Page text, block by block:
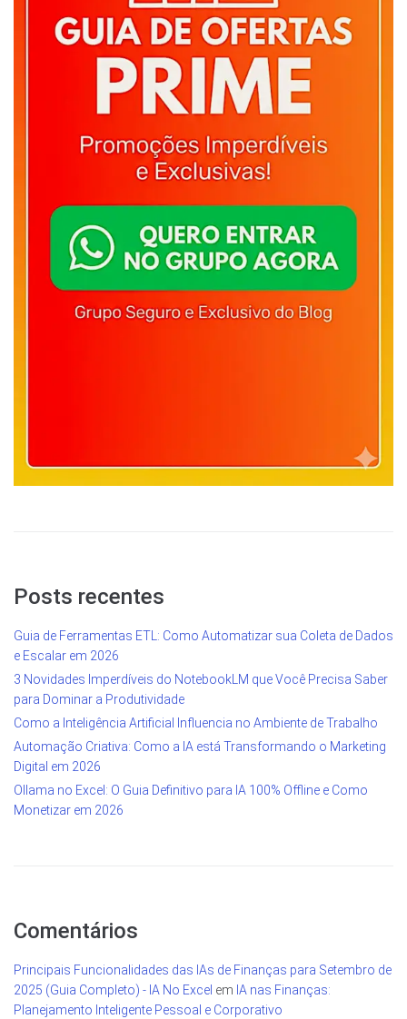
Posts recentes
Guia de Ferramentas ETL: Como Automatizar sua Coleta de Dados
e Escalar em 2026
3 Novidades Imperdíveis do NotebookLM que Você Precisa Saber
para Dominar a Produtividade
Como a Inteligência Artificial Influencia no Ambiente de Trabalho
Automação Criativa: Como a IA está Transformando o Marketing
Digital em 2026
Ollama no Excel: O Guia Definitivo para IA 100% Offline e Como
Monetizar em 2026
Comentários
Principais Funcionalidades das IAs de Finanças para Setembro de
2025 (Guia Completo) - IA No Excel em IA nas Finanças:
Planejamento Inteligente Pessoal e Corporativo